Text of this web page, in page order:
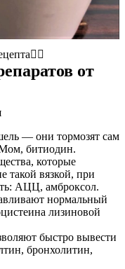
от
— они тормозят сам
битиодин.
которые
такой вязкой, при
АЦЦ, амброксол.
нормальный
лизиновой
быстро вывести
бронхолитин,